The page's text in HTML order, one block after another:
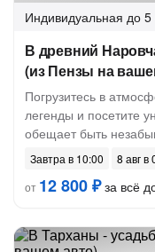
Индивидуальная до 5
В древний
(из Пензы на
Погрузитесь в
легенды и посетите
обещает быть
Завтра в 10:00
8 авг в
от 12 800 ₽за всё